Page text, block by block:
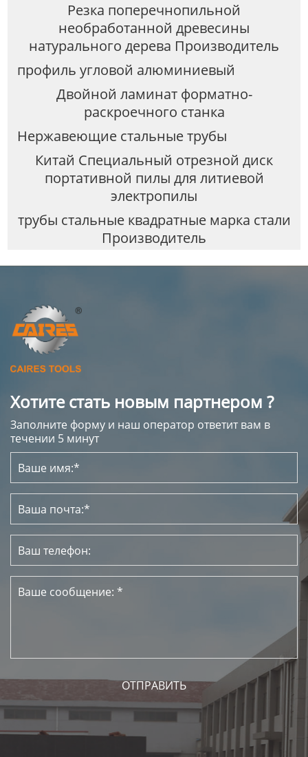
Резка поперечнопильной
необработанной древесины
натурального дерева Производитель
профиль угловой алюминиевый
Двойной ламинат форматно-
раскроечного станка
Нержавеющие стальные трубы
Китай Специальный отрезной диск
портативной пилы для литиевой
электропилы
трубы стальные квадратные марка стали
Производитель
Хотите стать новым партнером ?
Заполните форму и наш оператор ответит вам в
течении 5 минут